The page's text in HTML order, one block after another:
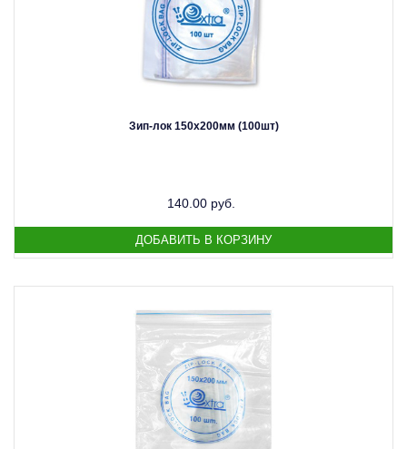
Зип-лок 150х200мм (100шт)
140.00 руб.